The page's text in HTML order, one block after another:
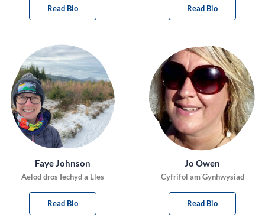
Read Bio Read Bio
Faye Johnson
Aelod dros Iechyd a Lles
Read Bio
Jo Owen
Cyfrifol am Gynhwysiad
Read Bio